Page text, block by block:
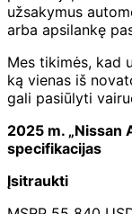
užsakymus
arba apsilankę
Mes tikimės, kad
ką vienas iš
gali pasiūlyti
2025 m. „Nissan
specifikacijas
Įsitraukti